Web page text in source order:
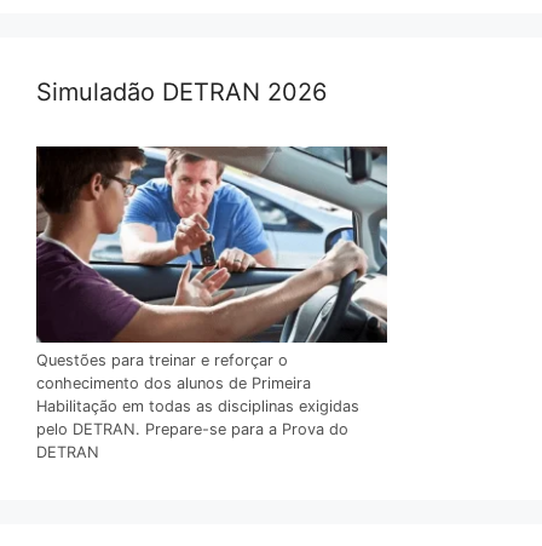
Simuladão DETRAN 2026
Questões para treinar e reforçar o
conhecimento dos alunos de Primeira
Habilitação em todas as disciplinas exigidas
pelo DETRAN. Prepare-se para a Prova do
DETRAN